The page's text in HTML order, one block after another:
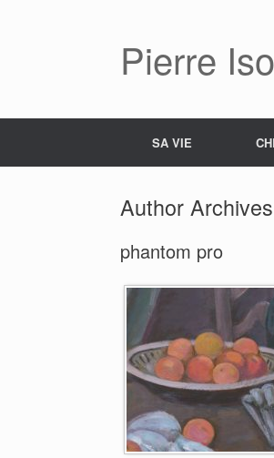
Pierre
SA VIE
Author
phantom pro